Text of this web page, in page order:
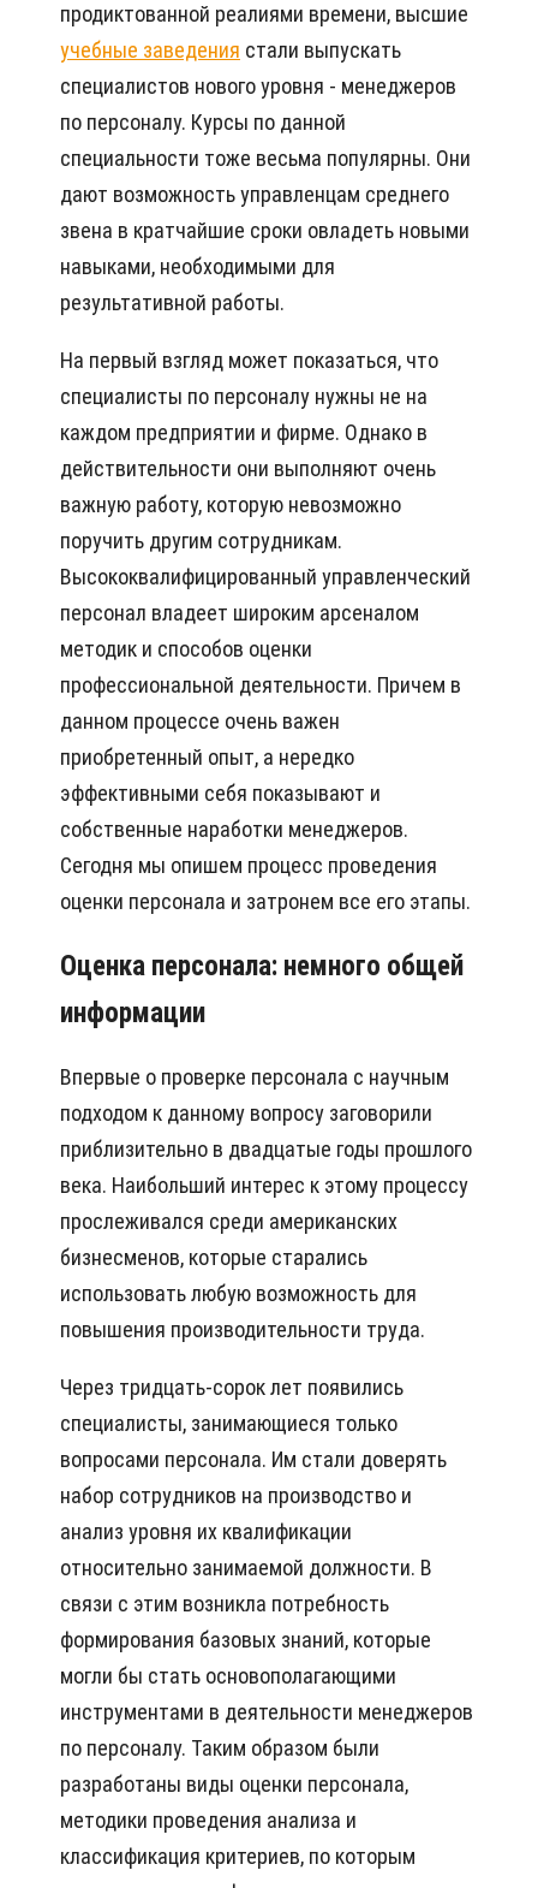
продиктованной реалиями времени, высшие
учебные заведения стали выпускать
специалистов нового уровня - менеджеров
по персоналу. Курсы по данной
специальности тоже весьма популярны. Они
дают возможность управленцам среднего
звена в кратчайшие сроки овладеть новыми
навыками, необходимыми для
результативной работы.
На первый взгляд может показаться, что
специалисты по персоналу нужны не на
каждом предприятии и фирме. Однако в
действительности они выполняют очень
важную работу, которую невозможно
поручить другим сотрудникам.
Высококвалифицированный управленческий
персонал владеет широким арсеналом
методик и способов оценки
профессиональной деятельности. Причем в
данном процессе очень важен
приобретенный опыт, а нередко
эффективными себя показывают и
собственные наработки менеджеров.
Сегодня мы опишем процесс проведения
оценки персонала и затронем все его этапы.
Оценка персонала: немного общей
информации
Впервые о проверке персонала с научным
подходом к данному вопросу заговорили
приблизительно в двадцатые годы прошлого
века. Наибольший интерес к этому процессу
прослеживался среди американских
бизнесменов, которые старались
использовать любую возможность для
повышения производительности труда.
Через тридцать-сорок лет появились
специалисты, занимающиеся только
вопросами персонала. Им стали доверять
набор сотрудников на производство и
анализ уровня их квалификации
относительно занимаемой должности. В
связи с этим возникла потребность
формирования базовых знаний, которые
могли бы стать основополагающими
инструментами в деятельности менеджеров
по персоналу. Таким образом были
разработаны виды оценки персонала,
методики проведения анализа и
классификация критериев, по которым